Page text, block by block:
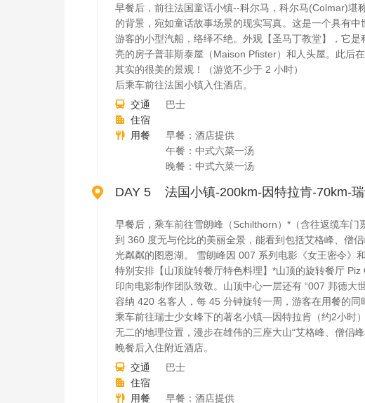
早餐后，前往法国童话小镇--科尔马，科尔马(Colmar)堪
的背景，宛如童话故事场景的现实写真。这是一个具有
游客的小型汽船，络绎不绝。外观【圣马丁教堂】，它
亮的房子普菲斯泰屋（Maison Pfister）和人头屋。此后
其实的很美的景观！（游览不少于 2 小时）
后乘车前往法国小镇入住酒店。
 交通 巴士
 住宿
 用餐
早餐：酒店提供
午餐：中式六菜一汤
晚餐：中式六菜一汤
 DAY 5 法国小镇-200km-因特拉肯-70km-
早餐后，乘车前往雪朗峰（Schilthorn）*（含往返缆车
到 360 度无与伦比的美丽全景，能看到包括艾格峰、僧
光粼粼的图恩湖。 雪朗峰因 007 系列电影《女王密令》
特别安排【山顶旋转餐厅特色料理】*山顶的旋转餐厅
印向电影制作团队致敬。山顶中心一层还有 “007 邦德
容纳 420 名客人，每 45 分钟旋转一周，游客在用餐的
乘车前往瑞士少女峰下的著名小镇—因特拉肯（约2小时
无二的地理位置，漫步在雄伟的三座大山“艾格峰、僧侣
晚餐后入住附近酒店。
 交通 巴士
 住宿
 用餐 早餐：酒店提供